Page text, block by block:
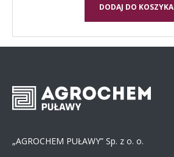
DODAJ DO KOSZYKA
„AGROCHEM PUŁAWY” Sp. z o. o.